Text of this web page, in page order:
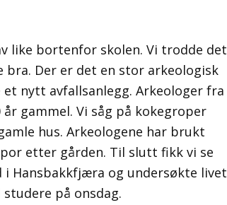
like bortenfor skolen. Vi trodde det
Der er det en stor arkeologisk
nytt avfallsanlegg. Arkeologer fra
gammel. Vi såg på kokegroper
hus. Arkeologene har brukt
etter gården. Til slutt fikk vi se
Hansbakkfjæra og undersøkte livet
på onsdag.